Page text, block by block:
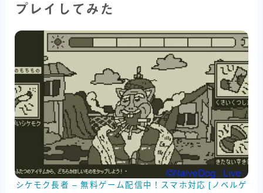
プレイしてみた
シケモク長者 – 無料ゲーム配信中！スマホ対応 [ノベルゲ